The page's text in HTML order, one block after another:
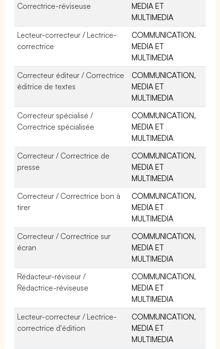
Correctrice-réviseuse
MEDIA ET
MULTIMEDIA
Lecteur-correcteur / Lectrice-
correctrice
COMMUNICATION,
MEDIA ET
MULTIMEDIA
Correcteur éditeur / Correctrice
éditrice de textes
COMMUNICATION,
MEDIA ET
MULTIMEDIA
Correcteur spécialisé /
Correctrice spécialisée
COMMUNICATION,
MEDIA ET
MULTIMEDIA
Correcteur / Correctrice de
presse
COMMUNICATION,
MEDIA ET
MULTIMEDIA
Correcteur / Correctrice bon à
tirer
COMMUNICATION,
MEDIA ET
MULTIMEDIA
Correcteur / Correctrice sur
écran
COMMUNICATION,
MEDIA ET
MULTIMEDIA
Rédacteur-réviseur /
Rédactrice-réviseuse
COMMUNICATION,
MEDIA ET
MULTIMEDIA
Lecteur-correcteur / Lectrice-
correctrice d'édition
COMMUNICATION,
MEDIA ET
MULTIMEDIA